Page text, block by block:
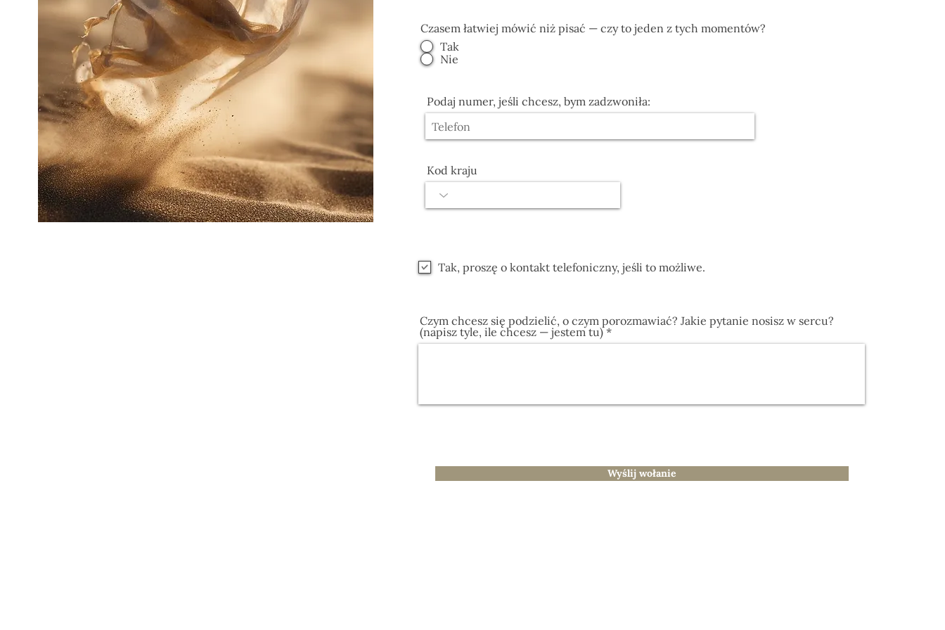
Czasem łatwiej mówić niż pisać — czy to jeden z tych momentów?
Tak
Nie
Podaj numer, jeśli chcesz, bym zadzwoniła:
Kod kraju
Tak, proszę o kontakt telefoniczny, jeśli to możliwe.
Czym chcesz się podzielić, o czym porozmawiać? Jakie pytanie nosisz w sercu?
(napisz tyle, ile chcesz — jestem tu)
Wyślij wołanie